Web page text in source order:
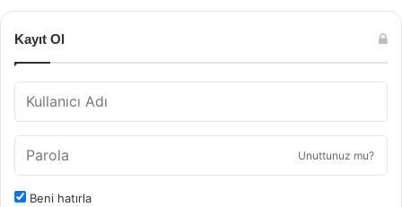
Kayıt Ol
Unuttunuz mu?
Beni hatırla